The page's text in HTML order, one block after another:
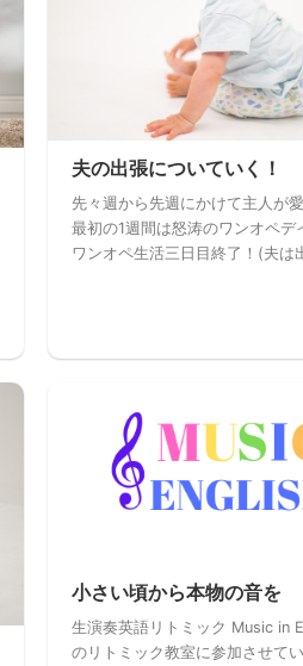
夫の出張についていく！
先々週から先週にかけて主人が愛
最初の1週間は怒涛のワンオペデ
ワンオペ生活三日目終了！(夫は
小さい頃から本物の音を
生演奏英語リトミック Music in
のリトミック教室に参加させて